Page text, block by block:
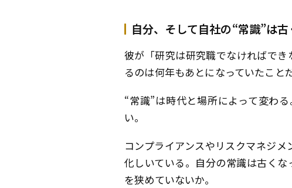
自分、そして自社の“常識”は
彼が「研究は研究職でなければで
るのは何年もあとになっていたことだ
“常識”は時代と場所によって変わ
い。
コンプライアンスやリスクマネジ
化しいている。自分の常識は古く
を狭めていないか。